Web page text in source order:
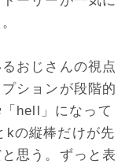
おじさんの視点
ションが段階的
hell」になって
の縦棒だけが先
思う。ずっと表